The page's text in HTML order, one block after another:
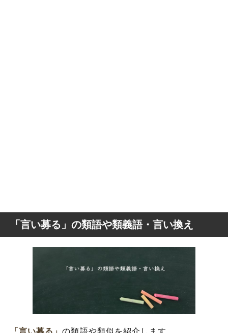
「言い募る」の類語や類義語・言い換え
「言い募る」の類語や類似を紹介します。